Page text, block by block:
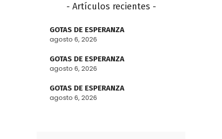
- Artículos recientes -
GOTAS DE ESPERANZA
agosto 6, 2026
GOTAS DE ESPERANZA
agosto 6, 2026
GOTAS DE ESPERANZA
agosto 6, 2026